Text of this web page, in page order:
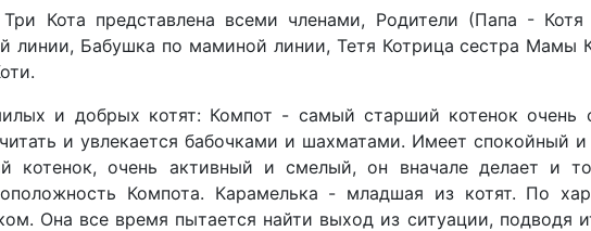
Кота представлена всеми членами, Родители (Папа -
линии, Бабушка по маминой линии, Тетя Котрица сестра Мамы
и добрых котят: Компот - самый старший котенок очень
и увлекается бабочками и шахматами. Имеет спокойный
котенок, очень активный и смелый, он вначале делает и
Компота. Карамелька - младшая из котят. По
Она все время пытается найти выход из ситуации, подводя